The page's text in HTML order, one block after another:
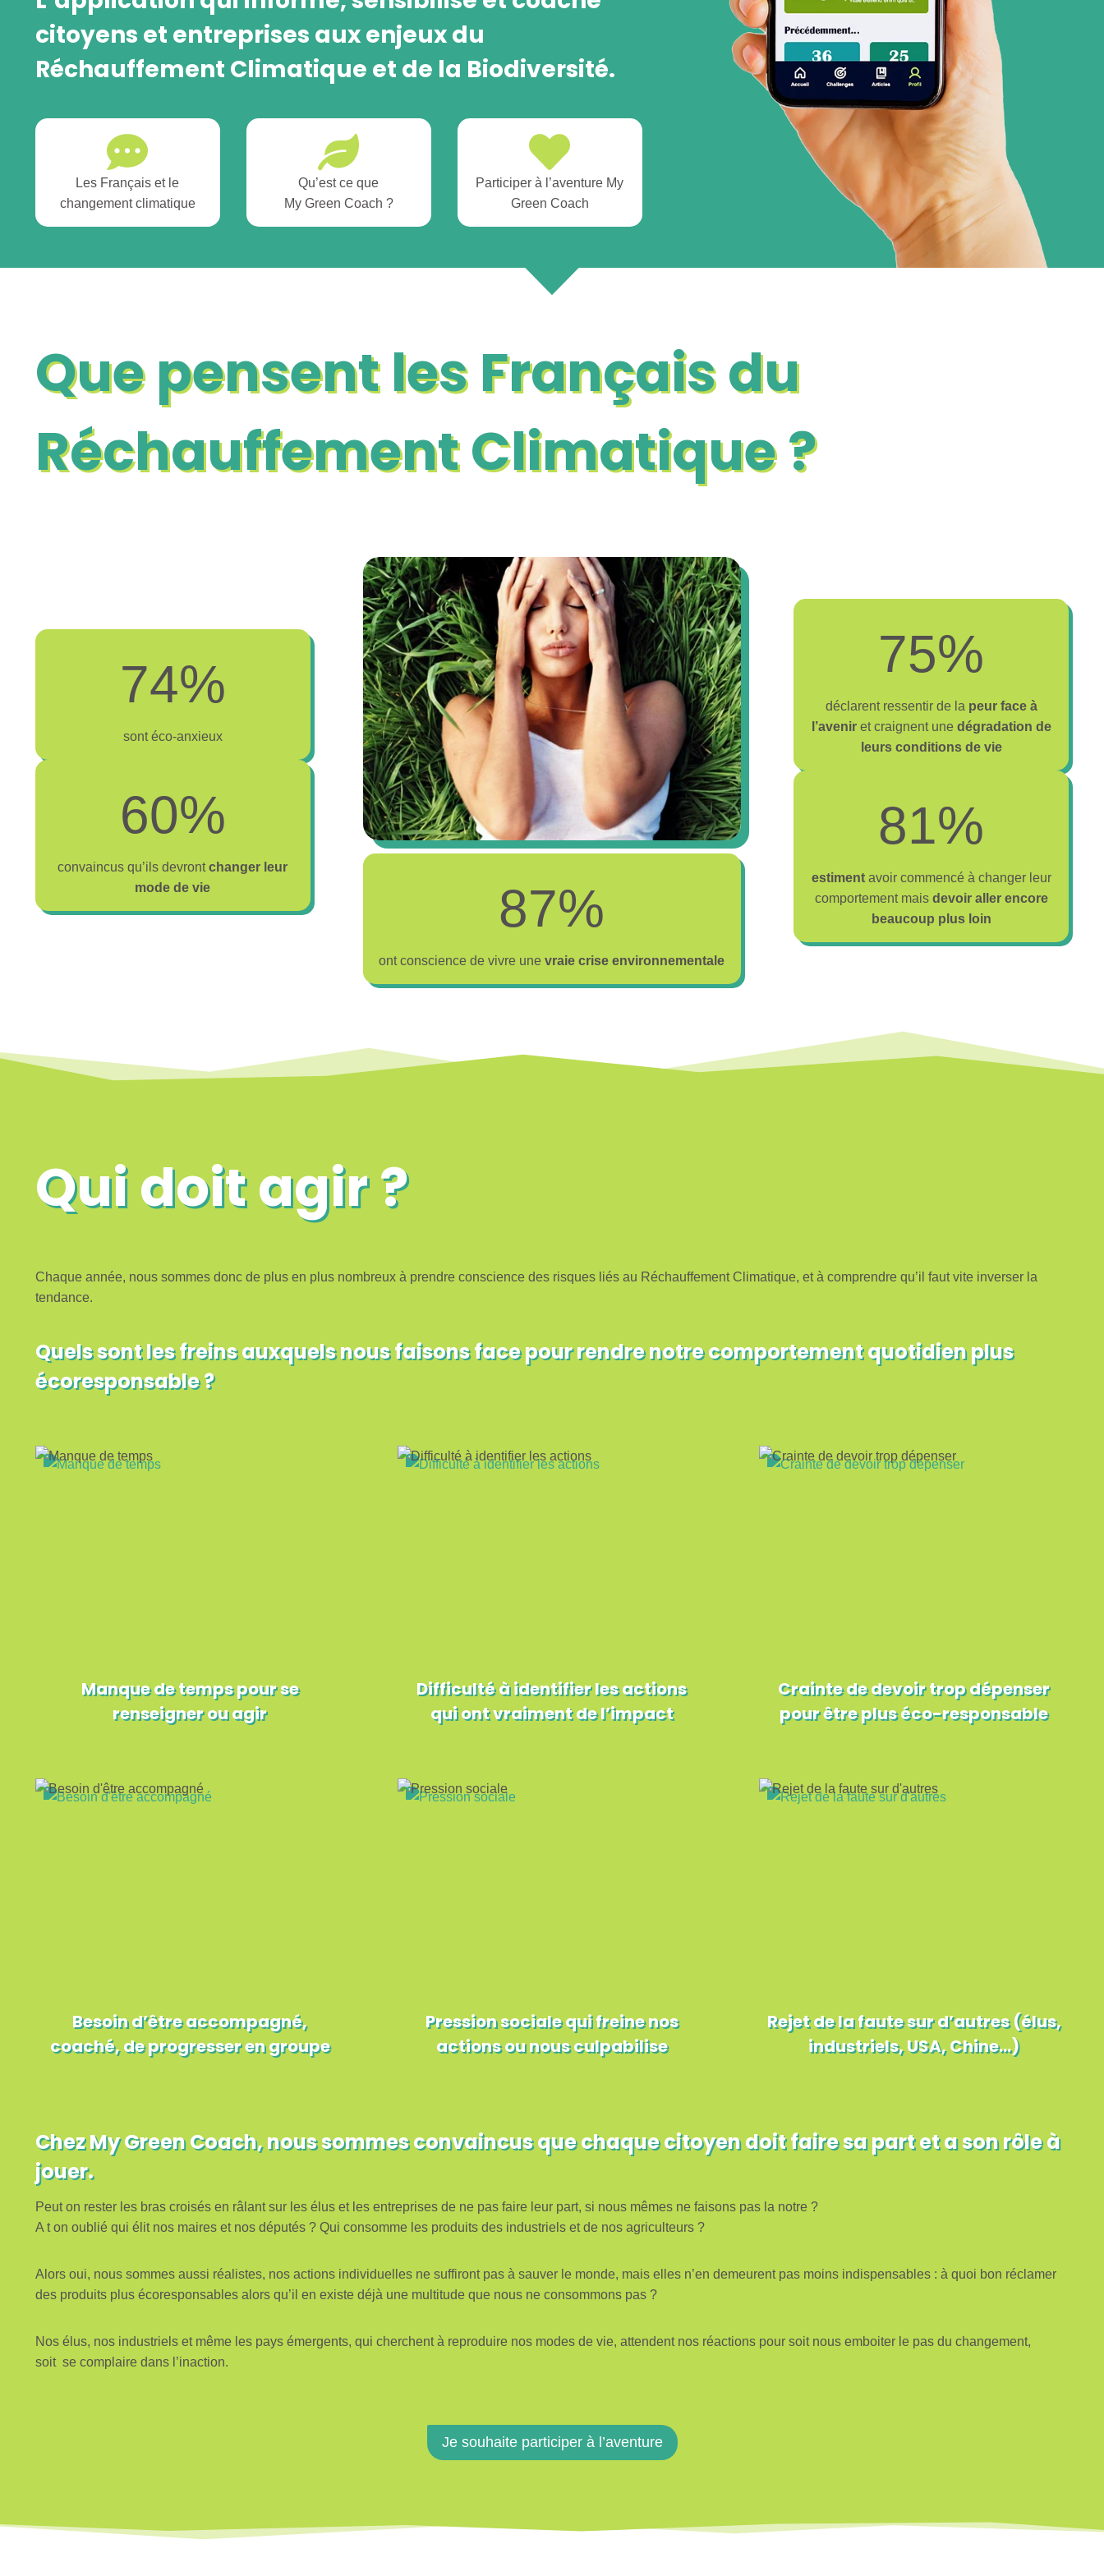
citoyens et entreprises aux enjeux du
Réchauffement Climatique et de la Biodiversité.
Les Français et le
changement climatique
Qu’est ce que
My Green Coach ?
Participer à l’aventure My
Green Coach
Que pensent les Français du
Réchauffement Climatique?
74%
sont éco-anxieux
60%
convaincus qu’ils devrontchanger leur
mode de vie
87%
ont conscience de vivre unevraie crise environnementale
75%
déclarent ressentir de la peur face à
l’aveniret craignent une dégradation de
leurs conditions de vie
81%
estimentavoir commencé à changer leur
comportement mais devoir aller encore
beaucoup plus loin
Qui doit agir?
Chaque année, nous sommes donc de plus en plus nombreux à prendre conscience des risques liés au Réchauffement Climatique, et à comprendre qu’il faut vite inverser la
tendance.
Quels sont les freins auxquels nous faisons face pour rendre notre comportement quotidien plus
écoresponsable ?
Manque de temps pour se
renseigner ou agir
Difficulté à identifier les actions
qui ont vraiment de l’impact
Crainte de devoir trop dépenser
pour être plus éco-responsable
Besoin d’être accompagné,
coaché, de progresser en groupe
Pression sociale qui freine nos
actions ou nous culpabilise
Rejet de la faute sur d’autres (élus,
industriels, USA, Chine…)
Chez My Green Coach, nous sommes convaincus que chaque citoyen doit faire sa part et a son rôle à
jouer.
Peut on rester les bras croisés en râlant sur les élus et les entreprises de ne pas faire leur part, si nous mêmes ne faisons pas la notre ?
A t on oublié qui élit nos maires et nos députés ? Qui consomme les produits des industriels et de nos agriculteurs ?
Alors oui, nous sommes aussi réalistes, nos actions individuelles ne suffiront pas à sauver le monde, mais elles n’en demeurent pas moins indispensables : à quoi bon réclamer
des produits plus écoresponsables alors qu’il en existe déjà une multitude que nous ne consommons pas ?
Nos élus, nos industriels et même les pays émergents, qui cherchent à reproduire nos modes de vie, attendent nos réactions pour soit nous emboiter le pas du changement,
soit se complaire dans l’inaction.
Je souhaite participer à l’aventure